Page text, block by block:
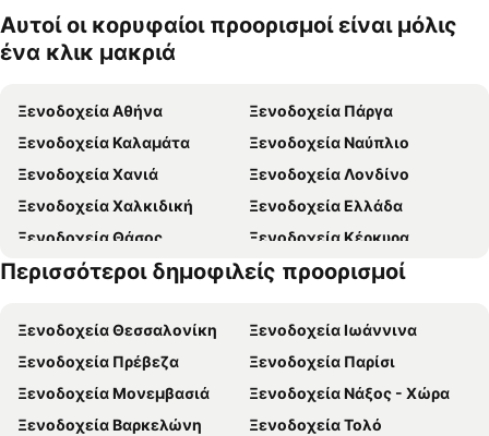
κατοικίδι
α
α
Αυτοί οι κορυφαίοι προορισμοί είναι μόλις
ένα κλικ μακριά
Ξενοδοχεία Αθήνα
Ξενοδοχεία Πάργα
Ξενοδοχεία Καλαμάτα
Ξενοδοχεία Ναύπλιο
Ξενοδοχεία Χανιά
Ξενοδοχεία Λονδίνο
Ξενοδοχεία Χαλκιδική
Ξενοδοχεία Ελλάδα
Ξενοδοχεία Θάσος
Ξενοδοχεία Κέρκυρα
Ξενοδοχεία Ζάκυνθος
Ξενοδοχεία Πελοπόννησος
Περισσότεροι δημοφιλείς προορισμοί
Ξενοδοχεία Θεσσαλονίκη
Ξενοδοχεία Ιωάννινα
Ξενοδοχεία Πρέβεζα
Ξενοδοχεία Παρίσι
Ξενοδοχεία Μονεμβασιά
Ξενοδοχεία Νάξος - Χώρα
Ξενοδοχεία Βαρκελώνη
Ξενοδοχεία Τολό